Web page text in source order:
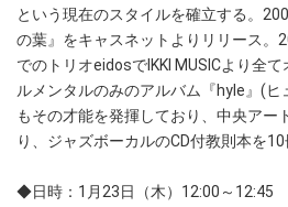
という現在のスタイルを確立する。
の葉』をキャスネットよりリリース。
でのトリオeidosでIKKI MUSICより全
ルメンタルのみのアルバム『hyle』(
もその才能を発揮しており、中央アー
り、ジャズボーカルのCD付教則本を10
◆日時：1月23日（木）12:00～12:45